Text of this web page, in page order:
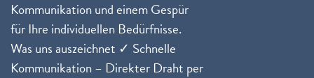
Kommunikation und einem Gespür
für Ihre individuellen Bedürfnisse.
Was uns auszeichnet ✓ Schnelle
Kommunikation – Direkter Draht per